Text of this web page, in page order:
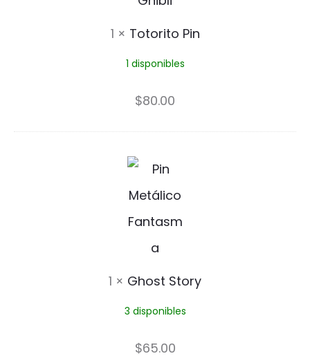
r
P
i
t
o
n
1 × Totorito Pin
1 disponibles
$80.00
G
h
o
s
t
o
1 × Ghost Story
3 disponibles
$65.00